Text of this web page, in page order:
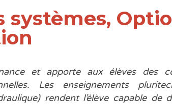
systèmes,
et apporte aux élèves des
Les enseignements
rendent l’élève capable de